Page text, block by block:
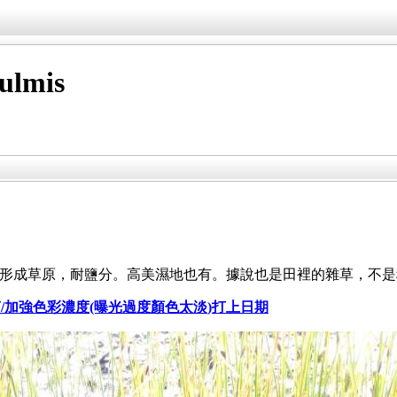
成草原，耐鹽分。高美濕地也有。據說也是田裡的雜草，不
強色彩濃度(曝光過度顏色太淡)打上日期